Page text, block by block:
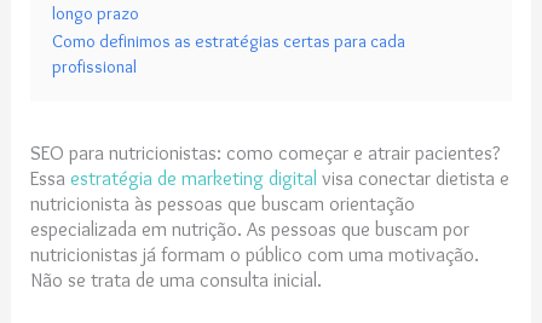
longo prazo
Como definimos as estratégias certas para cada
profissional
SEO para nutricionistas: como começar e atrair pacientes?
Essaestratégia de marketing digital visa conectar dietista e
nutricionista às pessoas que buscam orientação
especializada em nutrição. As pessoas que buscam por
nutricionistas já formam o público com uma motivação.
Não se trata de uma consulta inicial.